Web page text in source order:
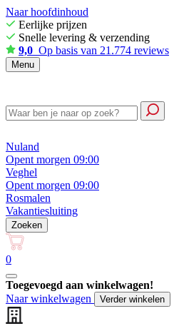
Naar hoofdinhoud
Eerlijke prijzen
Snelle levering & verzending
9,0 Op basis van 21.774 reviews
Menu
Nuland
Opent morgen 09:00
Veghel
Opent morgen 09:00
Rosmalen
Vakantiesluiting
Zoeken
0
Toegevoegd aan winkelwagen!
Naar winkelwagen
Verder winkelen